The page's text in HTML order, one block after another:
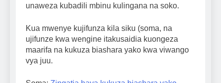
unaweza kubadili mbinu kulingana na soko.
Kua mwenye kujifunza kila siku (soma, na
ujifunze kwa wengine itakusaidia kuongeza
maarifa na kukuza biashara yako kwa viwango
vya juu.